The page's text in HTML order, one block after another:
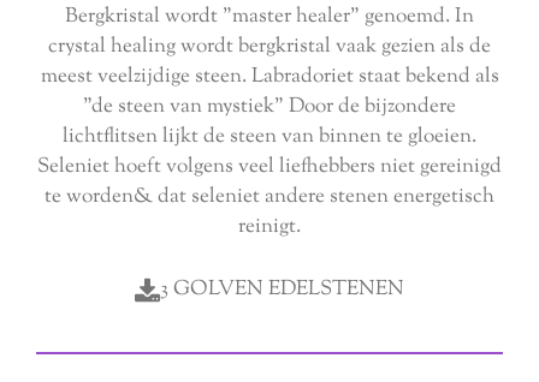
Bergkristal wordt "master healer" genoemd. In
crystal healing wordt bergkristal vaak gezien als de
meest veelzijdige steen. Labradoriet staat bekend als
"de steen van mystiek" Door de bijzondere
lichtflitsen lijkt de steen van binnen te gloeien.
Seleniet hoeft volgens veel liefhebbers niet gereinigd
te worden& dat seleniet andere stenen energetisch
reinigt.
3 GOLVEN EDELSTENEN